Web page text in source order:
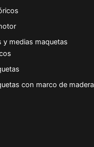
y medias maquetas
con marco de madera